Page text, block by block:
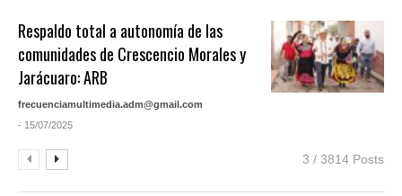
Respaldo total a autonomía de las
comunidades de Crescencio Morales y
Jarácuaro: ARB
frecuenciamultimedia.adm@gmail.com
- 15/07/2025
3 / 3814 Posts